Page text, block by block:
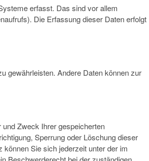
erfasst. Das sind vor allem
Die Erfassung dieser Daten erfolgt
gewährleisten. Andere Daten können zur
Zweck Ihrer gespeicherten
Sperrung oder Löschung dieser
Sie sich jederzeit unter der im